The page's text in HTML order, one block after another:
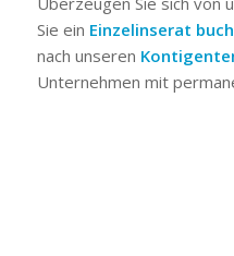
Sie ein Einzelinserat
nach unseren
Unternehmen mit